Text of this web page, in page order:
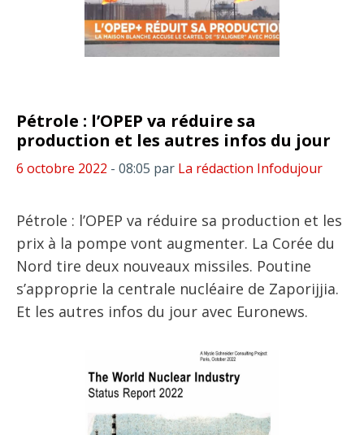
Pétrole : l’OPEP va réduire sa
production et les autres infos du jour
6 octobre 2022 - 08:05 par La rédaction Infodujour
Pétrole : l’OPEP va réduire sa production et les
prix à la pompe vont augmenter. La Corée du
Nord tire deux nouveaux missiles. Poutine
s’approprie la centrale nucléaire de Zaporijjia.
Et les autres infos du jour avec Euronews.